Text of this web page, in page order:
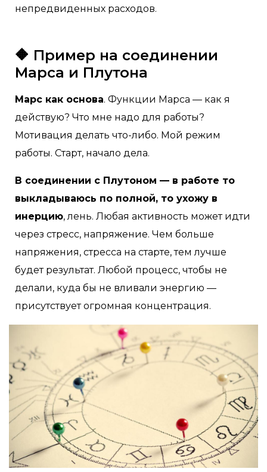
непредвиденных расходов.
🔶 Пример на соединении
Марса и Плутона
Марс как основа. Функции Марса — как я
действую? Что мне надо для работы?
Мотивация делать что-либо. Мой режим
работы. Старт, начало дела.
В соединении с Плутоном — в работе то
выкладываюсь по полной, то ухожу в
инерцию, лень. Любая активность может идти
через стресс, напряжение. Чем больше
напряжения, стресса на старте, тем лучше
будет результат. Любой процесс, чтобы не
делали, куда бы не вливали энергию —
присутствует огромная концентрация.